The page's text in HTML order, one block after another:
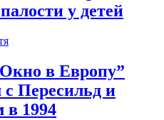
у детей
в Европу”
Пересильд и
в 1994